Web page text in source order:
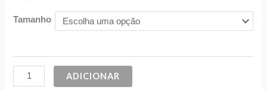
Tamanho
ADICIONAR